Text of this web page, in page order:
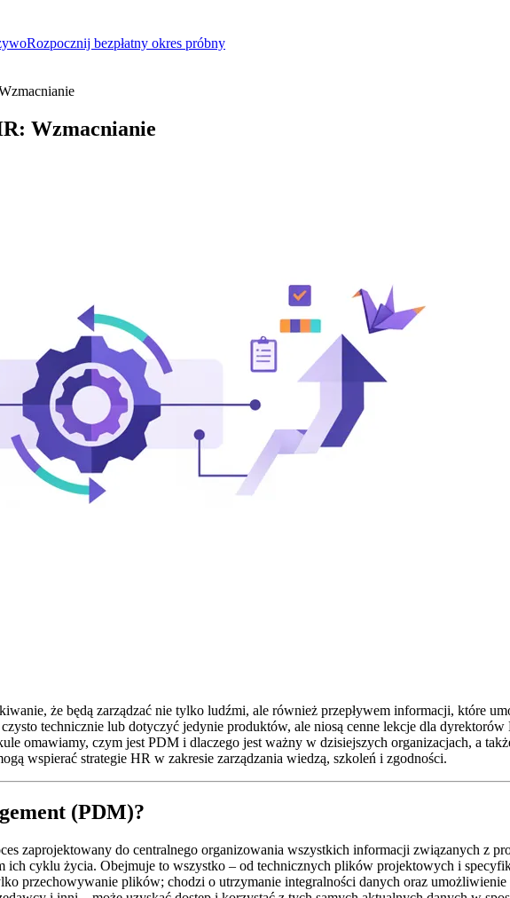
Rozpocznij bezpłatny okres próbny
Wzmacnianie
że będą zarządzać nie tylko ludźmi, ale również przepływem informacji, które
technicznie lub dotyczyć jedynie produktów, ale niosą cenne lekcje dla
omawiamy, czym jest PDM i dlaczego jest ważny w dzisiejszych organizacjach, a
wspierać strategie HR w zakresie zarządzania wiedzą, szkoleń i zgodności.
(PDM)?
zaprojektowany do centralnego organizowania wszystkich informacji związanych z
ich cyklu życia. Obejmuje to wszystko – od technicznych plików projektowych i
przechowywanie plików; chodzi o utrzymanie integralności danych oraz